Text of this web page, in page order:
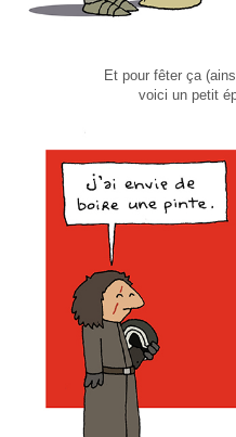
Et pour fêter ça
voici un petit